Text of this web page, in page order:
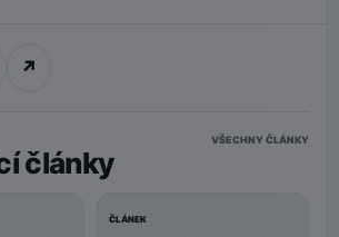
↗
články
VŠECHNY ČLÁNKY
ČLÁNEK